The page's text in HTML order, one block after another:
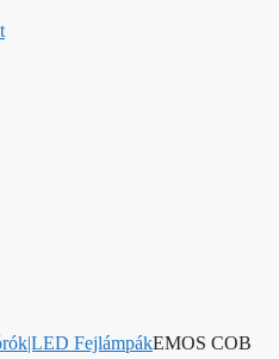
FejlámpákEMOS COB